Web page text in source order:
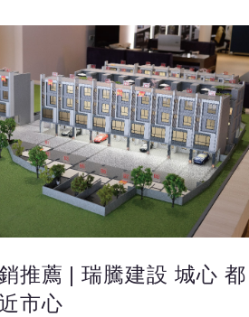
推薦 | 瑞騰建設 城心 都
市心